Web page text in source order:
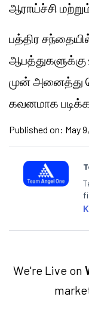
ஆராய்ச்சி
பத்திர
ஆபத்துகளுக்கு
முன் அனைத்து
கவனமாக
Published on: May
We're Live on